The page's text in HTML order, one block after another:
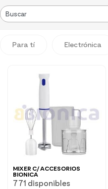
Para tí Electrónica
MIXER C/ ACCESORIOS
BIONICA
771 disponibles